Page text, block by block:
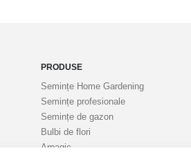
PRODUSE
Semințe Home Gardening
Semințe profesionale
Semințe de gazon
Bulbi de flori
Arpagic